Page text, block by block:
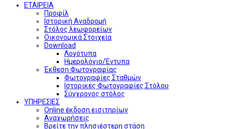
ΕΤΑΙΡΕΙΑ
Προφίλ
Ιστορική Αναδρομή
Στόλος λεωφορείων
Οικονομικά Στοιχεία
Download
Λογότυπα
Ημερολόγιο/Έντυπα
Έκθεση Φωτογραφίας
Φωτογραφίες Σταθμών
Ιστορικές Φωτογραφίες Στόλου
Σύγχρονος στόλος
ΥΠΗΡΕΣΙΕΣ
Online έκδοση εισιτηρίων
Αναχωρήσεις
Βρείτε την πλησιέστερη στάση